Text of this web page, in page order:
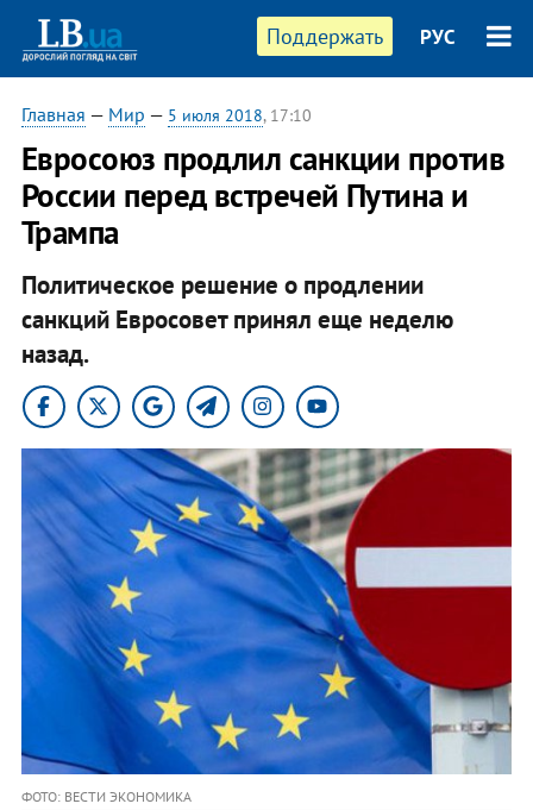
Поддержать РУС
Главная — Мир — 5 июля 2018, 17:10
Евросоюз продлил санкции против
России перед встречей Путина и
Трампа
Политическое решение о продлении
санкций Евросовет принял еще неделю
назад.
ФОТО: ВЕСТИ ЭКОНОМИКА